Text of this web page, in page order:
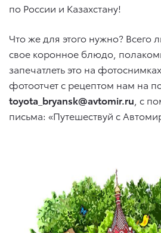
по России и Казахстану!
Что же для этого нужно? Всего
свое коронное блюдо,
запечатлеть это на
фотоотчет с рецептом нам на
toyota_bryansk@avtomir.ru , с
письма: «Путешествуй с